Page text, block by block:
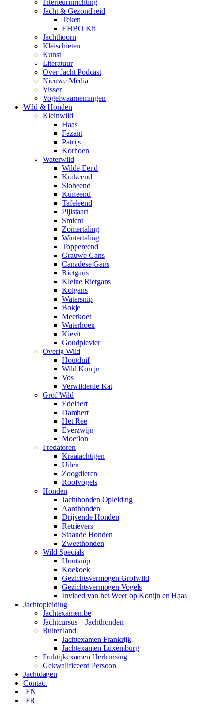
Interieurinrichting
Jacht & Gezondheid
Teken
EHBO Kit
Jachthoorn
Kleischieten
Kunst
Literatuur
Over Jacht Podcast
Nieuwe Media
Vissen
Vogelwaarnemingen
Wild & Honden
Kleinwild
Haas
Fazant
Patrijs
Korhoen
Waterwild
Wilde Eend
Krakeend
Slobeend
Kuifeend
Tafeleend
Pijlstaart
Smient
Zomertaling
Wintertaling
Toppereend
Grauwe Gans
Canadese Gans
Rietgans
Kleine Rietgans
Kolgans
Watersnip
Bokje
Meerkoet
Waterhoen
Kievit
Goudplevier
Overig Wild
Houtduif
Wild Konijn
Vos
Verwilderde Kat
Grof Wild
Edelhert
Damhert
Het Ree
Everzwijn
Moeflon
Predatoren
Kraaiachtigen
Uilen
Zoogdieren
Roofvogels
Honden
Jachthonden Opleiding
Aardhonden
Drijvende Honden
Retrievers
Staande Honden
Zweethonden
Wild Specials
Houtsnip
Koekoek
Gezichtsvermogen Grofwild
Gezichtsvermogen Vogels
Invloed van het Weer op Konijn en Haas
Jachtopleiding
Jachtexamen.be
Jachtcursus – Jachthonden
Buitenland
Jachtexamen Frankrijk
Jachtexamen Luxemburg
Praktijkexamen Herkansing
Gekwalificeerd Persoon
Jachtdagen
Contact
EN
FR